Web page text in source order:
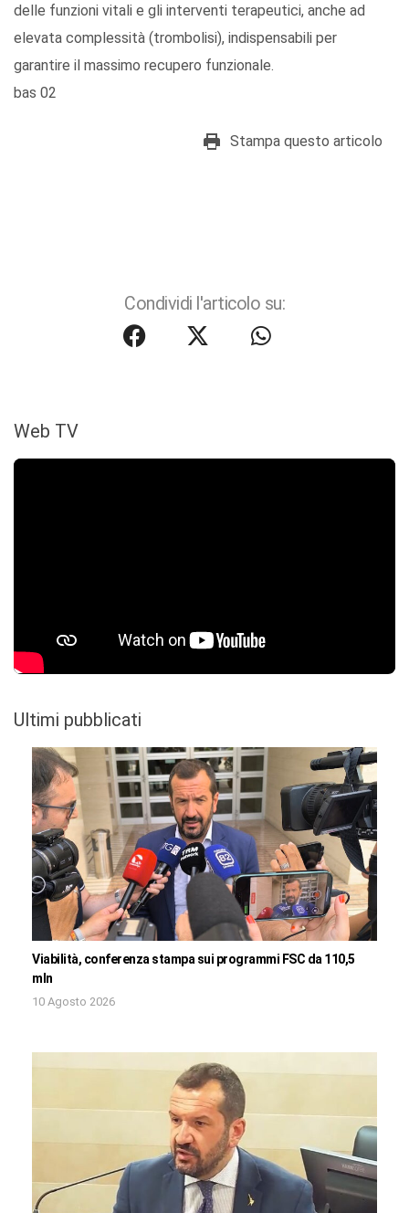
delle funzioni vitali e gli interventi terapeutici, anche ad
elevata complessità (trombolisi), indispensabili per
garantire il massimo recupero funzionale.
bas 02
Stampa questo articolo
Condividi l'articolo su:
Web TV
Ultimi pubblicati
Viabilità, conferenza stampa sui programmi FSC da 110,5
mln
10 Agosto 2026